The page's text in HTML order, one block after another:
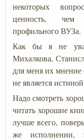
некоторых
ценность, чем
профильного ВУЗа.
Как бы я не
Михалкова,
для меня их мнение
не является
Надо смотреть
читать хорошие
лучше всего,
же исполнении,